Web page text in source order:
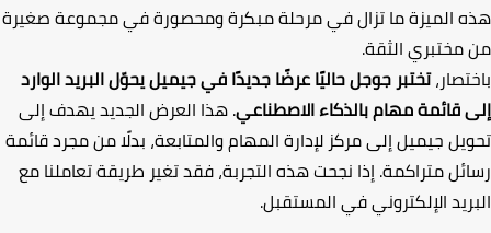
الميزة ما تزال في مرحلة مبكرة ومحصورة في مجموعة صغيرة
الثقة.
تختبر جوجل حاليًا عرضًا جديدًا في جيميل يحوّل البريد الوارد
قائمة مهام بالذكاء الاصطناعي. هذا العرض الجديد يهدف إلى
جيميل إلى مركز لإدارة المهام والمتابعة، بدلًا من مجرد قائمة
متراكمة. إذا نجحت هذه التجربة، فقد تغير طريقة تعاملنا مع
الإلكتروني في المستقبل.